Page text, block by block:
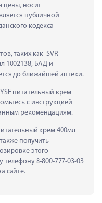
цены, носит
публичной
кодекса
таких как  SVR
1002138, БАД и
до ближайшей аптеки.
питательный крем
с инструкцией
рекомендациям.
крем 400мл
получить
этого
8-800-777-03-03
сайте.